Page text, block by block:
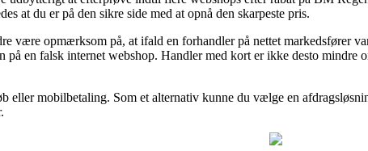
at du er på den sikre side med at opnå den skarpeste pris.
være opmærksom på, at ifald en forhandler på nettet markedsfører
på en falsk internet webshop. Handler med kort er ikke desto
eller mobilbetaling. Som et alternativ kunne du vælge en